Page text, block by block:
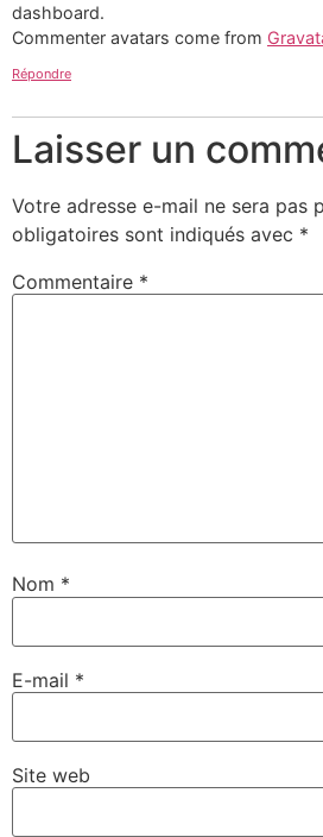
dashboard.
Commenter avatars come from
Répondre
Laisser un
Votre adresse e-mail ne sera pas
obligatoires sont indiqués avec *
Commentaire *
Nom *
E-mail *
Site web